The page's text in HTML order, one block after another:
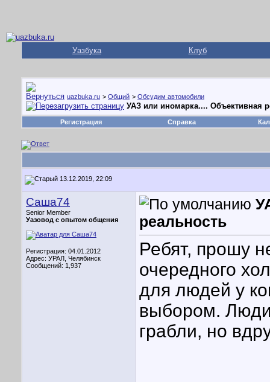
Уазбука Клуб
uazbuka.ru > Общий > Обсудим автомобили
УАЗ или иномарка.... Объективная
Регистрация Справка
13.12.2019, 22:09
Саша74
Senior Member
Уазовод с опытом общения
Регистрация: 04.01.2012
Адрес: УРАЛ, Челябинск
Сообщений: 1,937
реальность
Ребят, прошу
очередного
для людей у
выбором. Люди
грабли, но